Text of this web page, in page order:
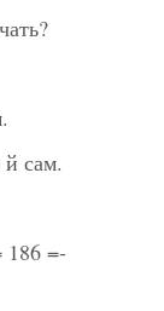
сам.
186 =-